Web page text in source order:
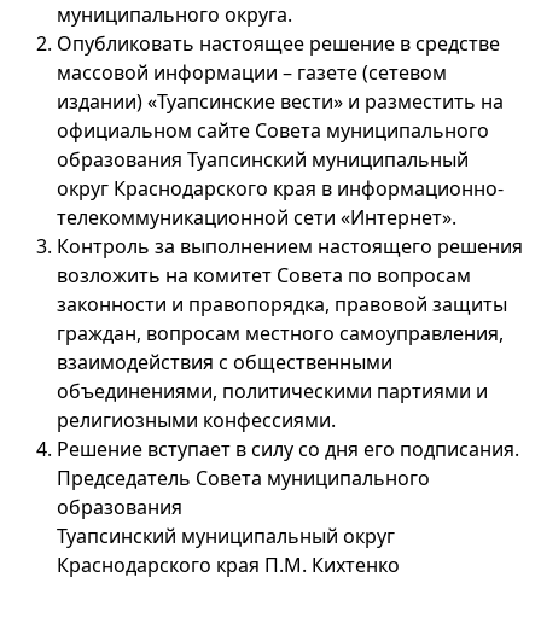
муниципального округа.
Опубликовать настоящее решение в средстве
массовой информации – газете (сетевом
издании) «Туапсинские вести» и разместить на
официальном сайте Совета муниципального
образования Туапсинский муниципальный
округ Краснодарского края в информационно-
телекоммуникационной сети «Интернет».
Контроль за выполнением настоящего решения
возложить на комитет Совета по вопросам
законности и правопорядка, правовой защиты
граждан, вопросам местного самоуправления,
взаимодействия с общественными
объединениями, политическими партиями и
религиозными конфессиями.
Решение вступает в силу со дня его подписания.
Председатель Совета муниципального
образования
Туапсинский муниципальный округ
Краснодарского края П.М. Кихтенко